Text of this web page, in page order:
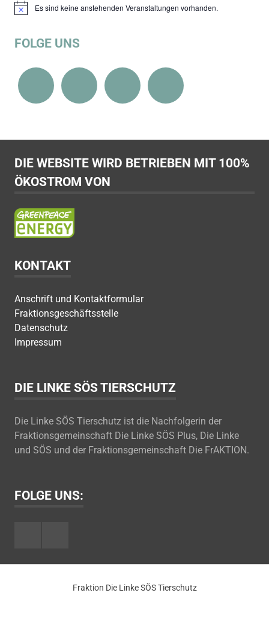
HinweisEs sind keine anstehenden Veranstaltungen vorhanden.
FOLGE UNS
DIE WEBSITE WIRD BETRIEBEN MIT 100%
ÖKOSTROM VON
KONTAKT
Anschrift und Kontaktformular
Fraktionsgeschäftsstelle
Datenschutz
Impressum
DIE LINKE SÖS TIERSCHUTZ
Die Linke SÖS Tierschutz ist die Nachfolgerin der
Fraktionsgemeinschaft Die Linke SÖS Plus, Die Linke
und SÖS und der Fraktionsgemeinschaft Die FrAKTION.
FOLGE UNS:
Fraktion Die Linke SÖS Tierschutz